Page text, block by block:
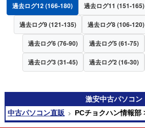
過去ログ12 (166-180) 過去ログ11 (151-165)
過去ログ9 (121-135) 過去ログ8 (106-120)
過去ログ6 (76-90) 過去ログ5 (61-75)
過去ログ3 (31-45) 過去ログ2 (16-30)
激安中古パソコン
中古パソコン直販
PCチョクハン情報部